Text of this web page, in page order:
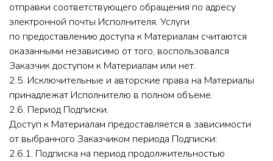
отправки соответствующего обращения по адресу
электронной почты Исполнителя. Услуги
по предоставлению доступа к Материалам считаются
оказанными независимо от того, воспользовался
Заказчик доступом к Материалам или нет.
2.5. Исключительные и авторские права на Материалы
принадлежат Исполнителю в полном объеме.
2.6. Период Подписки.
Доступ к Материалам предоставляется в зависимости
от выбранного Заказчиком периода Подписки:
2.6.1. Подписка на период продолжительностью